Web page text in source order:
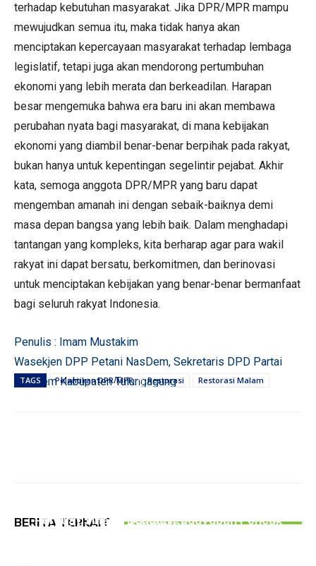
terhadap kebutuhan masyarakat. Jika DPR/MPR mampu
mewujudkan semua itu, maka tidak hanya akan
menciptakan kepercayaan masyarakat terhadap lembaga
legislatif, tetapi juga akan mendorong pertumbuhan
ekonomi yang lebih merata dan berkeadilan. Harapan
besar mengemuka bahwa era baru ini akan membawa
perubahan nyata bagi masyarakat, di mana kebijakan
ekonomi yang diambil benar-benar berpihak pada rakyat,
bukan hanya untuk kepentingan segelintir pejabat. Akhir
kata, semoga anggota DPR/MPR yang baru dapat
mengemban amanah ini dengan sebaik-baiknya demi
masa depan bangsa yang lebih baik. Dalam menghadapi
tantangan yang kompleks, kita berharap agar para wakil
rakyat ini dapat bersatu, berkomitmen, dan berinovasi
untuk menciptakan kebijakan yang benar-benar bermanfaat
bagi seluruh rakyat Indonesia.
Penulis : Imam Mustakim
Wasekjen DPP Petani NasDem, Sekretaris DPD Partai
NasDem Kabupaten Tulungagung
TAGS Pelantikan DPR/MPR Restorasi Restorasi Malam
BERITA TERKAIT
Kilometer
Perkuat Sinergi Dengan Paguyuban Pencak
Jalan Mulus di Campurdarat Tulungagung
Masih Gelap Gulita, Dishub Usulkan Pasang 50